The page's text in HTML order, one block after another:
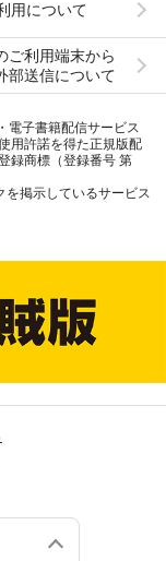
用について
ご利用端末から
部送信について
電子書籍配信サービス
用許諾を得た正規版配
録商標（登録番号 第
を掲示しているサービス